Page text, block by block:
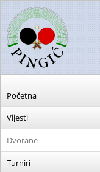
Početna
Vijesti
Dvorane
Turniri